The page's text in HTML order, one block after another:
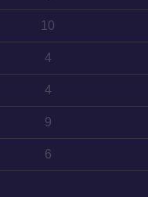
10
4
4
9
6